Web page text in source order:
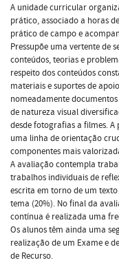
A unidade curricular
prático, associado a horas
prático de campo e
Pressupõe uma vertente de
conteúdos, teorias e
respeito dos conteúdos
materiais e suportes de
nomeadamente
de natureza visual
desde fotografias a filmes.
uma linha de orientação
componentes mais
A avaliação contempla
trabalhos individuais de
escrita em torno de um
tema (20%). No final da
contínua é realizada uma
Os alunos têm ainda uma
realização de um Exame e
de Recurso.